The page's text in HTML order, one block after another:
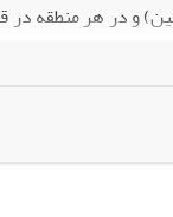
و در هر منطقه
نداشت. ارقام
داری بالاتر بود (به‌ترتیب 7/9 و 1/